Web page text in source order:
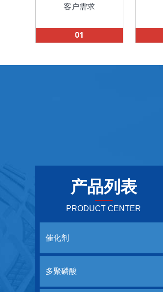
客户需求
01
产品列表
——
PRODUCT CENTER
催化剂
多聚磷酸